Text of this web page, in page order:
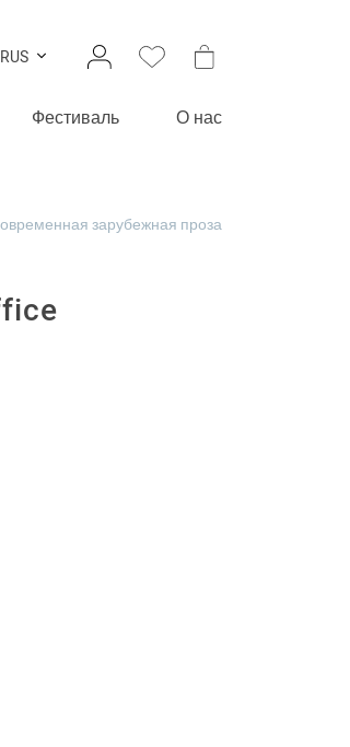
RUS
Фестиваль О нас
зарубежная проза